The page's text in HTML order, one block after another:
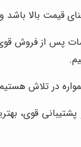
قیمت بالا
پس از فروش
در تلاش هستیم
قوی،